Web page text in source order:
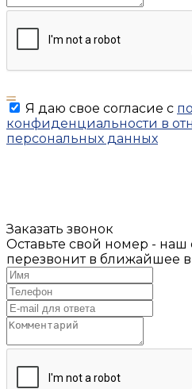
Я даю свое согласие с
конфиденциальности в
персональных данных
Заказать звонок
Оставьте свой номер - наш
перезвонит в ближайшее